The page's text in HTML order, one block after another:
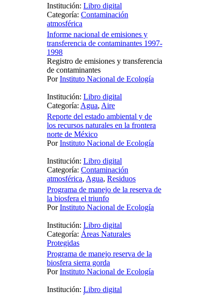
Institución: Libro digital
Categoría: Contaminación
atmosférica
Informe nacional de emisiones y
transferencia de contaminantes 1997-
1998
Registro de emisiones y transferencia
de contaminantes
PorInstituto Nacional de Ecología
Institución: Libro digital
Categoría: Agua, Aire
Reporte del estado ambiental y de
los recursos naturales en la frontera
norte de México
PorInstituto Nacional de Ecología
Institución: Libro digital
Categoría: Contaminación
atmosférica, Agua, Residuos
Programa de manejo de la reserva de
la biosfera el triunfo
PorInstituto Nacional de Ecología
Institución: Libro digital
Categoría: Áreas Naturales
Protegidas
Programa de manejo reserva de la
biosfera sierra gorda
PorInstituto Nacional de Ecología
Institución: Libro digital